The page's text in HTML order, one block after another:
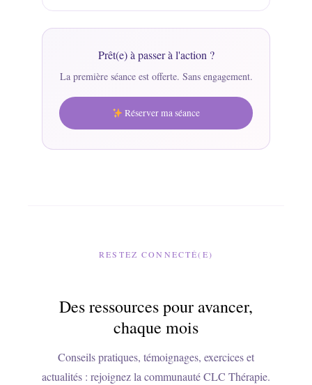
Prêt(e) à passer à l'action ?
La première séance est offerte. Sans engagement.
Réserver ma séance
RESTEZ CONNECTÉ(E)
Des ressources pour avancer,
chaque mois
Conseils pratiques, témoignages, exercices et
actualités : rejoignez la communauté CLC Thérapie.